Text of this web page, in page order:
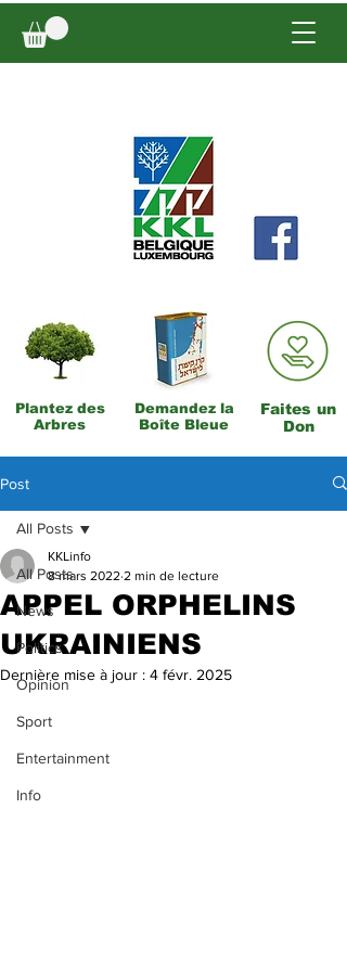
Plantez des
Arbres
Demandez la
Boîte Bleue
Faites un
Don
Post
All Posts
News
Politics
Opinion
Sport
Entertainment
Info
All Posts
APPEL ORPHELINS
UKRAINIENS
KKLinfo
8 mars 2022 2 min de lecture
Dernière mise à jour : 4 févr. 2025